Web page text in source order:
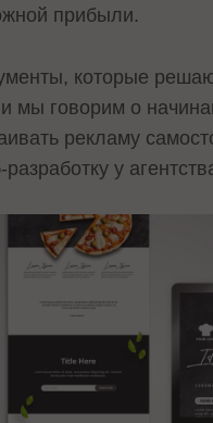
прибыли.
которые
мы говорим о
рекламу
у